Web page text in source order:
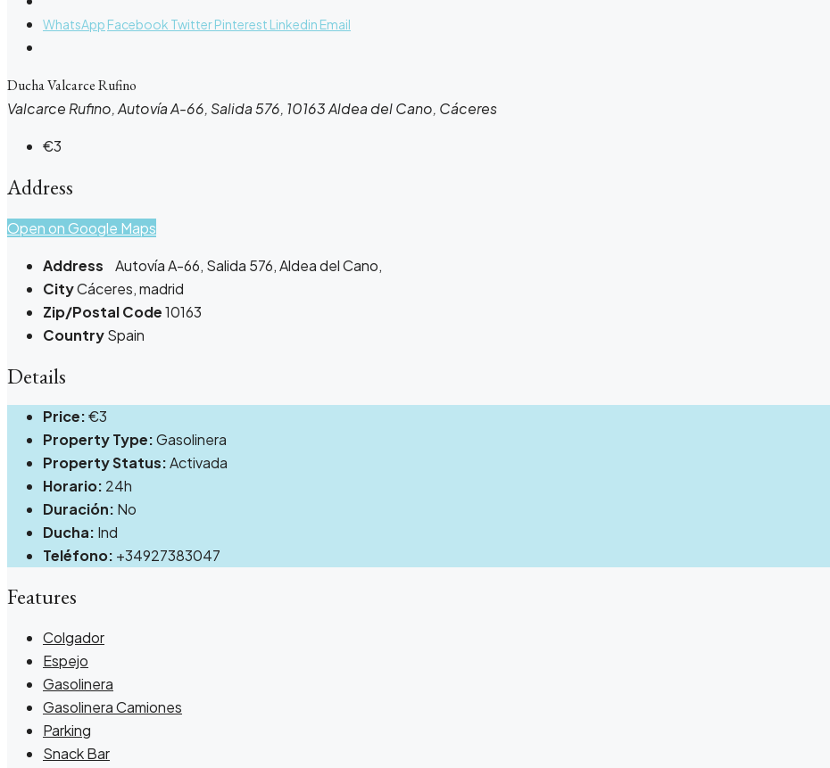
WhatsApp Facebook TwitterPinterest Linkedin Email
Ducha Valcarce Rufino
Valcarce Rufino, Autovía A-66, Salida 576, 10163 Aldea del Cano, Cáceres
€3
Address
Open on Google Maps
Address
Autovía A-66, Salida 576, Aldea del Cano,
CityCáceres, madrid
Zip/Postal Code10163
CountrySpain
Details
Price:€3
Property Type:Gasolinera
Property Status:Activada
Horario: 24h
Duración: No
Ducha: Ind
Teléfono: +34927383047
Features
Colgador
Espejo
Gasolinera
Gasolinera Camiones
Parking
Snack Bar